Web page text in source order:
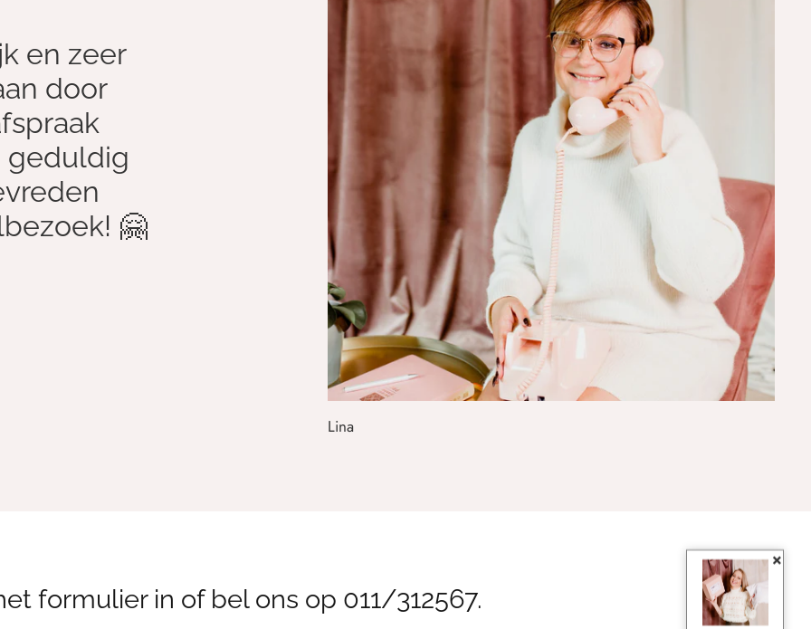
×
en zeer
door
geduldig
🤗
Lina
Lingerie Curtres Hasselt
formulier in of bel ons op 011/312567.